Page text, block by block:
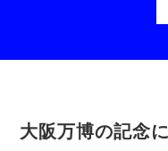
大阪万博の記念